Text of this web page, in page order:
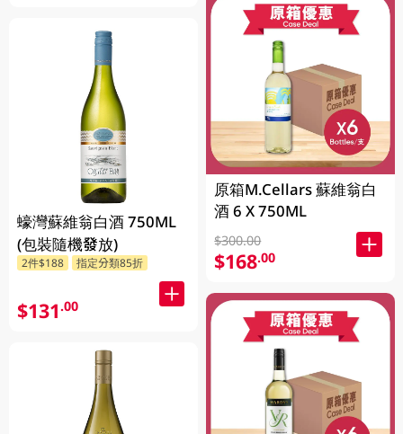
蠔灣蘇維翁白酒 750ML
(包裝隨機發放)
2件$188 指定分類85折
$131.00
原箱M.Cellars 蘇維翁白
酒 6 X 750ML
$300.00
$168.00